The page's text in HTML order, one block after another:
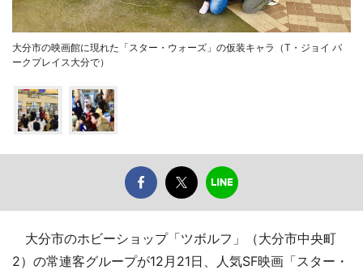
大分市の映画館に現れた「スター・ウォーズ」の仮装キャラ（T・ジョイ パ
ークプレイス大分で）
大分市のホビーショップ「ツボルフ」（大分市中央町
2）の常連客グループが12月21日、人気SF映画「スター・